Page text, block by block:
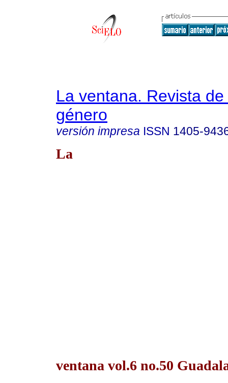
La ventana. Revista
género
versión impresa ISSN 1405-
La
ventana vol.6 no.50